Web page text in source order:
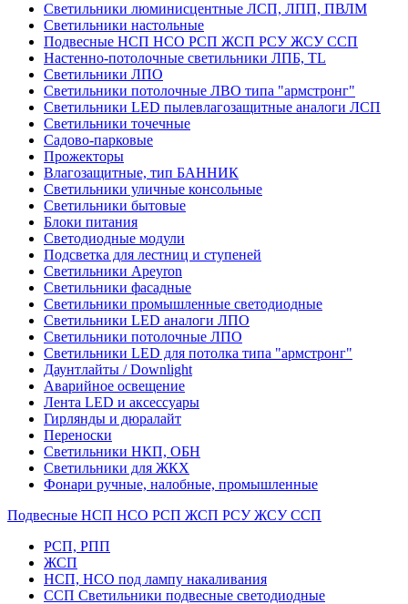
Светильники люминисцентные ЛСП, ЛПП, ПВЛМ
Светильники настольные
Подвесные НСП НСО РСП ЖСП РСУ ЖСУ ССП
Настенно-потолочные светильники ЛПБ, TL
Светильники ЛПО
Светильники потолочные ЛВО типа "армстронг"
Светильники LED пылевлагозащитные аналоги ЛСП
Светильники точечные
Садово-парковые
Прожекторы
Влагозащитные, тип БАННИК
Светильники уличные консольные
Светильники бытовые
Блоки питания
Светодиодные модули
Подсветка для лестниц и ступеней
Светильники Apeyron
Светильники фасадные
Светильники промышленные светодиодные
Светильники LED аналоги ЛПО
Светильники потолочные ЛПО
Светильники LED для потолка типа "армстронг"
Даунтлайты / Downlight
Аварийное освещение
Лента LED и аксессуары
Гирлянды и дюралайт
Переноски
Светильники НКП, ОБН
Светильники для ЖКХ
Фонари ручные, налобные, промышленные
Подвесные НСП НСО РСП ЖСП РСУ ЖСУ ССП
РСП, РПП
ЖСП
НСП, НСО под лампу накаливания
ССП Светильники подвесные светодиодные